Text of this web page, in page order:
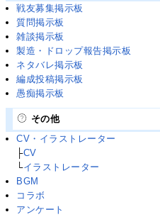
戦友募集掲示板
質問掲示板
雑談掲示板
製造・ドロップ報告掲示板
ネタバレ掲示板
編成投稿掲示板
愚痴掲示板
その他
CV・イラストレーター
├CV
└イラストレーター
BGM
コラボ
アンケート